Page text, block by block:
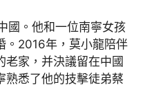
國。他和一位南寧女孩
。2016年，莫小龍陪伴
老家，并決議留在中國
熟悉了他的技擊徒弟蔡